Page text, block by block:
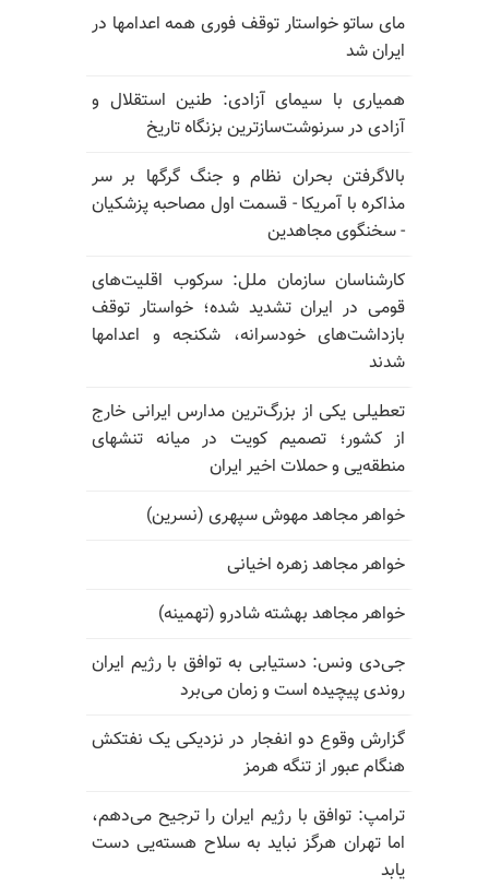
مای ساتو خواستار توقف فوری همه اعدامها در
ایران شد
همیاری با سیمای آزادی: طنین استقلال و
آزادی در سرنوشت‌سازترین بزنگاه تاریخ
بالا‌گرفتن بحران نظام و جنگ گرگها بر سر
مذاکره با آمریکا - قسمت اول مصاحبه پزشکیان
- سخنگوی مجاهدین
کارشناسان سازمان ملل: سرکوب اقلیت‌های
قومی در ایران تشدید شده؛ خواستار توقف
بازداشت‌های خودسرانه، شکنجه و اعدامها
شدند
تعطیلی یکی از بزرگ‌ترین مدارس ایرانی خارج
از کشور؛ تصمیم کویت در میانه تنشهای
منطقه‌یی و حملات اخیر ایران
خواهر مجاهد مهوش سپهری (نسرین)
خواهر مجاهد زهره اخیانی
خواهر مجاهد بهشته شادرو (تهمینه)
جی‌دی ونس: دستیابی به توافق با رژیم ایران
روندی پیچیده است و زمان می‌برد
گزارش وقوع دو انفجار در نزدیکی یک نفتکش
هنگام عبور از تنگه هرمز
ترامپ: توافق با رژیم ایران را ترجیح می‌دهم،
اما تهران هرگز نباید به سلاح هسته‌یی دست
یابد